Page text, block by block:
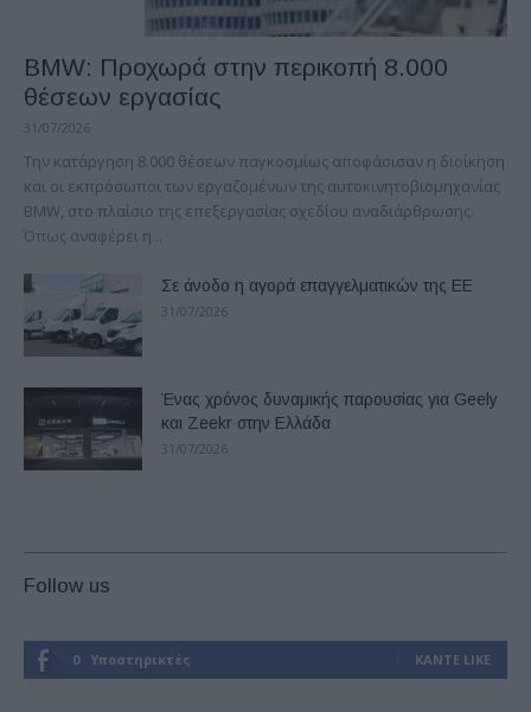
BMW: Προχωρά στην περικοπή 8.000
θέσεων εργασίας
31/07/2026
Την κατάργηση 8.000 θέσεων παγκοσμίως αποφάσισαν η διοίκηση
και οι εκπρόσωποι των εργαζομένων της αυτοκινητοβιομηχανίας
ΒΜW, στο πλαίσιο της επεξεργασίας σχεδίου αναδιάρθρωσης.
Όπως αναφέρει η...
Σε άνοδο η αγορά επαγγελματικών της ΕΕ
31/07/2026
Ένας χρόνος δυναμικής παρουσίας για Geely
και Zeekr στην Ελλάδα
31/07/2026
Follow us
0 Υποστηρικτές ΚΆΝΤΕ LIKE